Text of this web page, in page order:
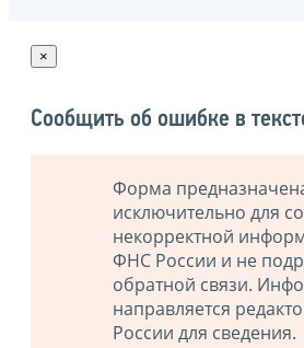
×
Сообщить об ошибке в
Форма
исключительно для
некорректной
ФНС России и не
обратной связи.
направляется
России для сведения.